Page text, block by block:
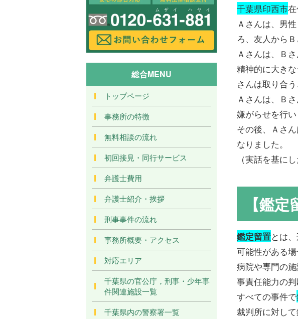
千葉県印西市
Ａさんは、男
ろ、友人から
Ａさんは、Ｂ
精神的に大き
さんは取り合
Ａさんは、Ｂ
嫌がらせを行い
その後、Ａさ
なりました。
（実話を基に
【鑑定
鑑定留置とは
可能性がある場
病院や専門の
事責任能力の判
すべての事件で
裁判所に対し
総合MENU
トップページ
事務所の特徴
無料相談の流れ
初回接見・同行サービス
弁護士費用
弁護士紹介・挨拶
刑事事件の流れ
事務所概要・アクセス
対応エリア
千葉県の官公庁，刑事・少年事
件関連施設一覧
千葉県内の警察署一覧